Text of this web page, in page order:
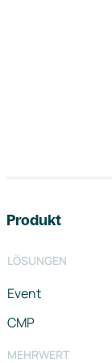
Produkt
LÖSUNGEN
Event
CMP
MEHRWERT